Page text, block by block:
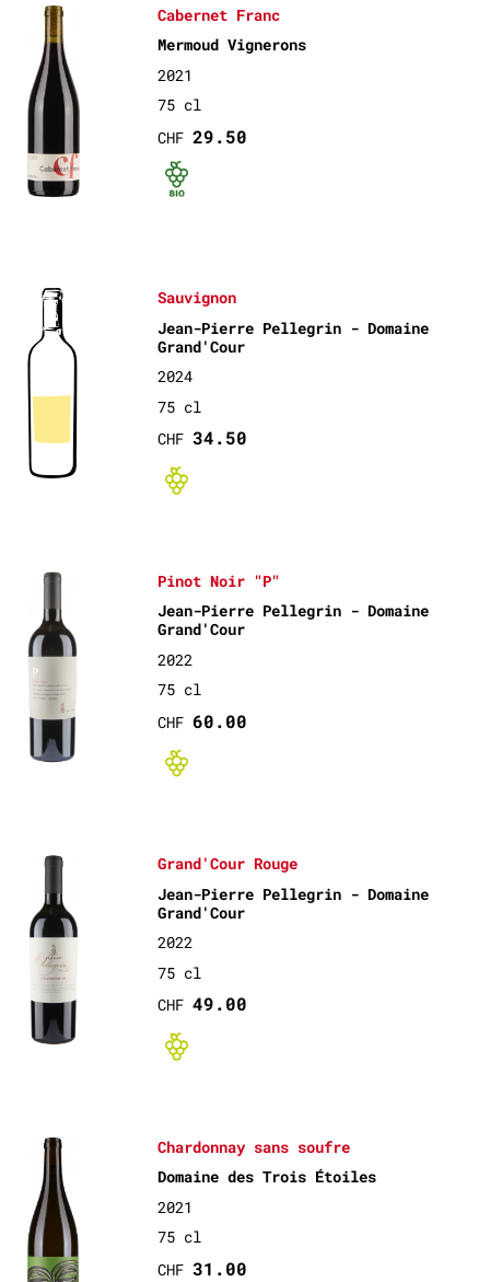
Cabernet Franc
Mermoud Vignerons
2021
75 cl
CHF29.50
Bio certifié
Sauvignon
Jean-Pierre Pellegrin - Domaine
Grand'Cour
2024
75 cl
CHF34.50
Bio non-
Pinot Noir "P"
Jean-Pierre Pellegrin - Domaine
Grand'Cour
2022
75 cl
CHF60.00
Bio non-
Grand'Cour Rouge
Jean-Pierre Pellegrin - Domaine
Grand'Cour
2022
75 cl
CHF49.00
Bio non-
Chardonnay sans soufre
Domaine des Trois Étoiles
2021
75 cl
CHF31.00